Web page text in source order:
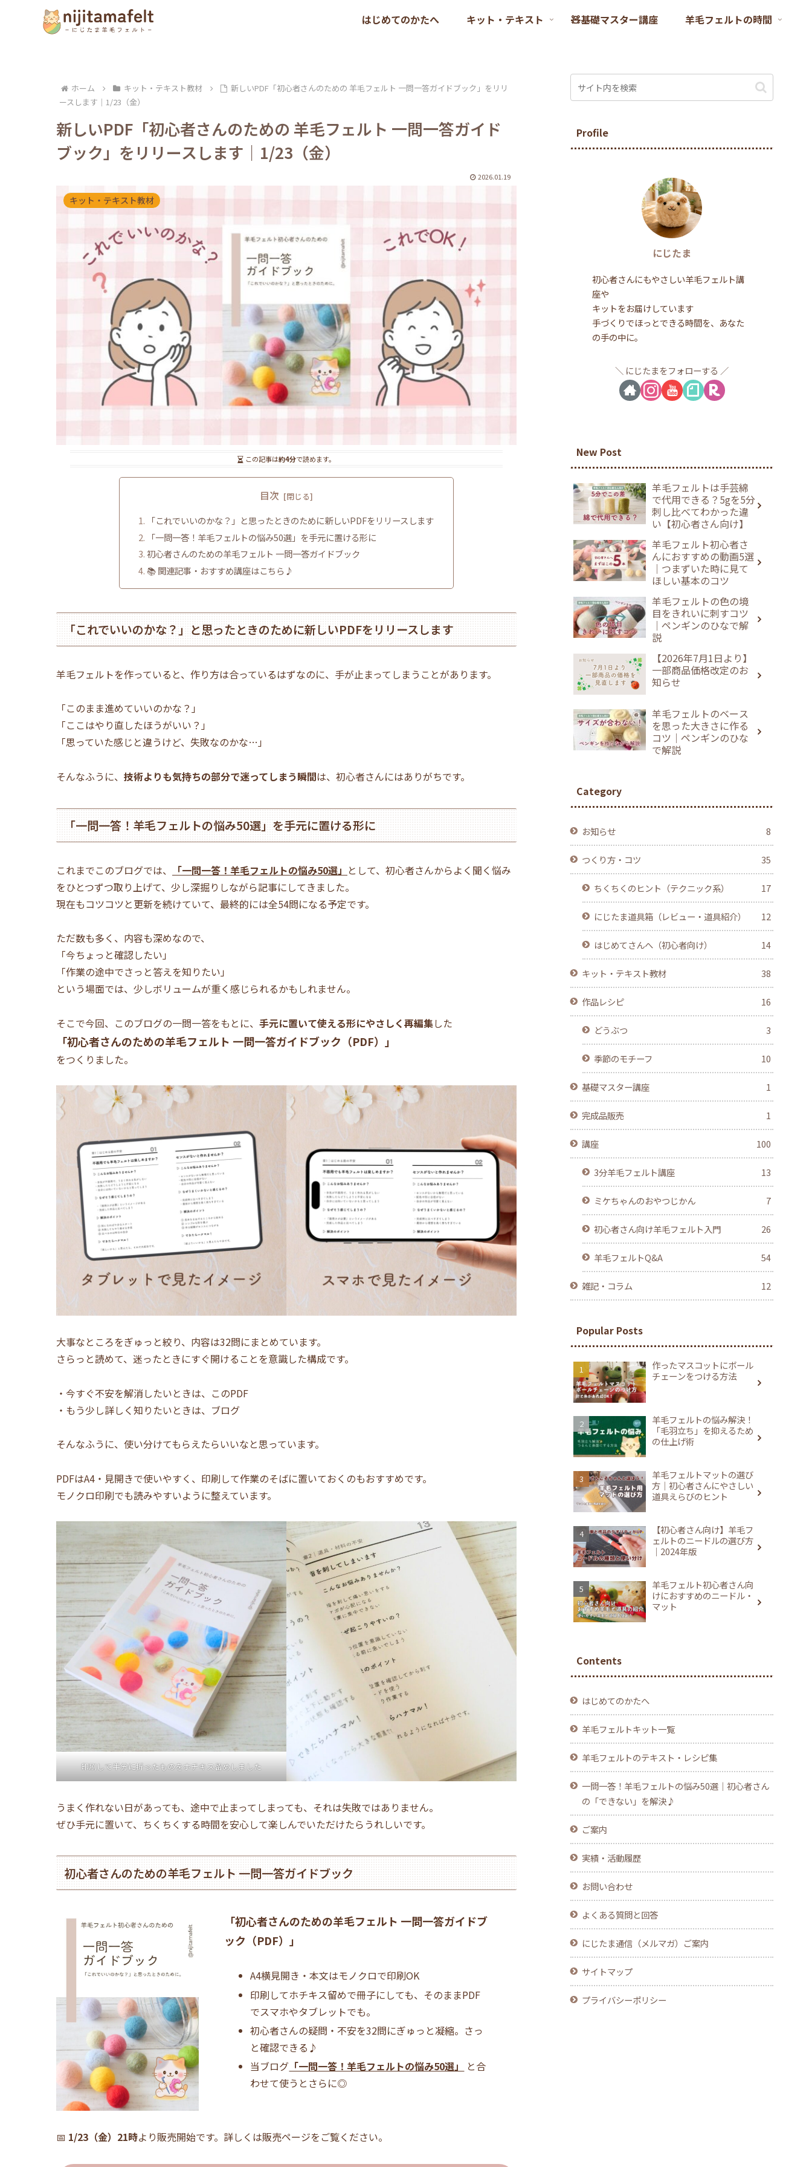
はじめてのかたへ キット・テキスト 🧸基礎マスター講座 羊毛フェルトの時間
ホーム キット・テキスト教材
新しいPDF「初心者さんのための 羊毛フェルト 一問一答ガイドブック」をリリ
ースします｜1/23（金）
新しいPDF「初心者さんのための 羊毛フェルト 一問一答ガイド
ブック」をリリースします｜1/23（金）
2026.01.19
キット・テキスト教材
この記事は約4分で読めます。
目次
「これでいいのかな？」と思ったときのために新しいPDFをリリースします
「一問一答！羊毛フェルトの悩み50選」を手元に置ける形に
初心者さんのための羊毛フェルト 一問一答ガイドブック
📚 関連記事・おすすめ講座はこちら♪
「これでいいのかな？」と思ったときのために新しいPDFをリリースします
羊毛フェルトを作っていると、作り方は合っているはずなのに、手が止まってしまうことがあります。
「このまま進めていいのかな？」
「ここはやり直したほうがいい？」
「思っていた感じと違うけど、失敗なのかな…」
そんなふうに、 技術よりも気持ちの部分で迷ってしまう瞬間は、初心者さんにはありがちです。
「一問一答！羊毛フェルトの悩み50選」を手元に置ける形に
これまでこのブログでは、 「一問一答！羊毛フェルトの悩み50選」 として、初心者さんからよく聞く悩み
をひとつずつ取り上げて、少し深掘りしながら記事にしてきました。
現在もコツコツと更新を続けていて、最終的には全54問になる予定です。
ただ数も多く、内容も深めなので、
「今ちょっと確認したい」
「作業の途中でさっと答えを知りたい」
という場面では、少しボリュームが重く感じられるかもしれません。
そこで今回、このブログの一問一答をもとに、 手元に置いて使える形にやさしく再編集した
「初心者さんのための羊毛フェルト 一問一答ガイドブック（PDF）」
をつくりました。
大事なところをぎゅっと絞り、内容は32問にまとめています。
さらっと読めて、迷ったときにすぐ開けることを意識した構成です。
・今すぐ不安を解消したいときは、このPDF
・もう少し詳しく知りたいときは、ブログ
そんなふうに、使い分けてもらえたらいいなと思っています。
PDFはA4・見開きで使いやすく、印刷して作業のそばに置いておくのもおすすめです。
モノクロ印刷でも読みやすいように整えています。
印刷して半分に折ったものをホチキス留めしました
うまく作れない日があっても、途中で止まってしまっても、それは失敗ではありません。
ぜひ手元に置いて、ちくちくする時間を安心して楽しんでいただけたらうれしいです。
初心者さんのための羊毛フェルト 一問一答ガイドブック
「初心者さんのための羊毛フェルト 一問一答ガイドブ
ック（PDF）」
A4横見開き・本文はモノクロで印刷OK
印刷してホチキス留めで冊子にしても、そのままPDF
でスマホやタブレットでも。
初心者さんの疑問・不安を32問にぎゅっと凝縮。さっ
と確認できる♪
当ブログ 「一問一答！羊毛フェルトの悩み50選」
と合
わせて使うとさらに◎
📅 1/23（金）21時より販売開始です。詳しくは販売ページをご覧ください。
Profile
にじたま
初心者さんにもやさしい羊毛フェルト講
座や
キットをお届けしています
手づくりでほっとできる時間を、あなた
の手の中に。
にじたまをフォローする
New Post
羊毛フェルトは手芸綿
で代用できる？5gを5分
刺し比べてわかった違
い【初心者さん向け】
羊毛フェルト初心者さ
んにおすすめの動画5選
｜つまずいた時に見て
ほしい基本のコツ
羊毛フェルトの色の境
目をきれいに刺すコツ
｜ペンギンのひなで解
説
【2026年7月1日より】
一部商品価格改定のお
知らせ
羊毛フェルトのベース
を思った大きさに作る
コツ｜ペンギンのひな
で解説
Category
お知らせ 8
つくり方・コツ 35
ちくちくのヒント（テクニック系） 17
にじたま道具箱（レビュー・道具紹介） 12
はじめてさんへ（初心者向け） 14
キット・テキスト教材 38
作品レシピ 16
どうぶつ 3
季節のモチーフ 10
基礎マスター講座 1
完成品販売 1
講座 100
3分羊毛フェルト講座 13
ミケちゃんのおやつじかん 7
初心者さん向け羊毛フェルト入門 26
羊毛フェルトQ&A 54
雑記・コラム 12
Popular Posts
作ったマスコットにボール
チェーンをつける方法
羊毛フェルトの悩み解決！
「毛羽立ち」を抑えるため
の仕上げ術
羊毛フェルトマットの選び
方｜初心者さんにやさしい
道具えらびのヒント
【初心者さん向け】羊毛フ
ェルトのニードルの選び方
｜2024年版
羊毛フェルト初心者さん向
けにおすすめのニードル・
マット
Contents
はじめてのかたへ
羊毛フェルトキット一覧
羊毛フェルトのテキスト・レシピ集
一問一答！羊毛フェルトの悩み50選｜初心者さん
の「できない」を解決♪
ご案内
実績・活動履歴
お問い合わせ
よくある質問と回答
にじたま通信（メルマガ）ご案内
サイトマップ
プライバシーポリシー